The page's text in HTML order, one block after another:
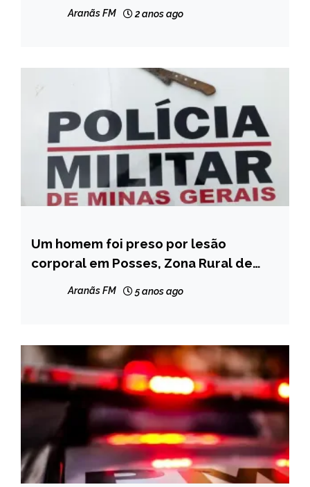
NOTÍCIAS
Aranãs FM 2 anos ago
CAPELINHA
MINAS
Um homem foi preso por lesão
corporal em Posses, Zona Rural de
Aranãs FM 5 anos ago